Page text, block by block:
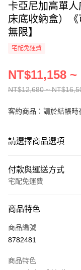
卡亞尼加高單
床底收納盒）
無限】
宅配免運費
NT$12,680 ~
NT$11,158
客約商品：請於結帳時
請選擇商品選項
付款與運送方式
宅配免運費
信用卡一次付款
信用卡分期付款
合作金庫商業銀行
6 期 0 利率 每期
商品特色
商品編號
8782481
商品特色